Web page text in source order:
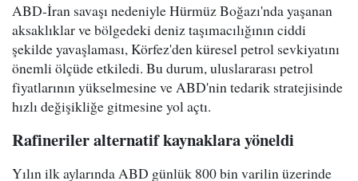
ABD-İran savaşı nedeniyle Hürmüz Boğazı'nda yaşanan
aksaklıklar ve bölgedeki deniz taşımacılığının ciddi
şekilde yavaşlaması, Körfez'den küresel petrol sevkiyatını
önemli ölçüde etkiledi. Bu durum, uluslararası petrol
fiyatlarının yükselmesine ve ABD'nin tedarik stratejisinde
hızlı değişikliğe gitmesine yol açtı.
Rafineriler alternatif kaynaklara yöneldi
Yılın ilk aylarında ABD günlük 800 bin varilin üzerinde